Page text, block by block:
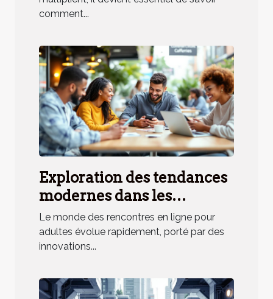
comment...
Exploration des tendances
modernes dans les
rencontres en ligne pour
adultes
Le monde des rencontres en ligne pour
adultes évolue rapidement, porté par des
innovations...